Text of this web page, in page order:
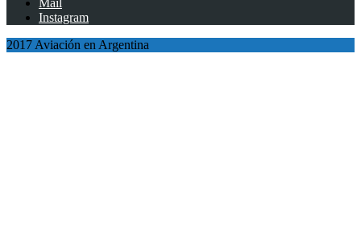
Mail
Instagram
2017 Aviación en Argentina